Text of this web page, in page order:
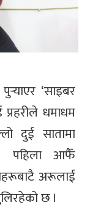
‘साइबर
धमाधम
दुई सातामा
पहिला आफैँ
अरूलाई
छ ।